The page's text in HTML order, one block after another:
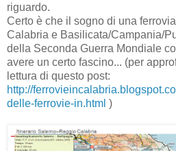
riguardo.
Certo è che il sogno di una
Calabria e Basilicata/Campania/
della Seconda Guerra Mondiale
avere un certo fascino... (per
lettura di questo post:
http://
delle-ferrovie-in.html )